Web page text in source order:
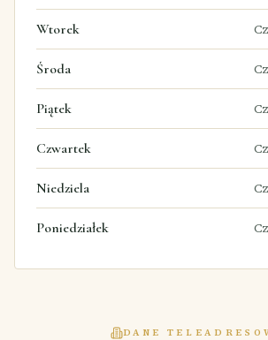
Wtorek
Środa
Piątek
Czwartek
Niedziela
Poniedziałek
DANE